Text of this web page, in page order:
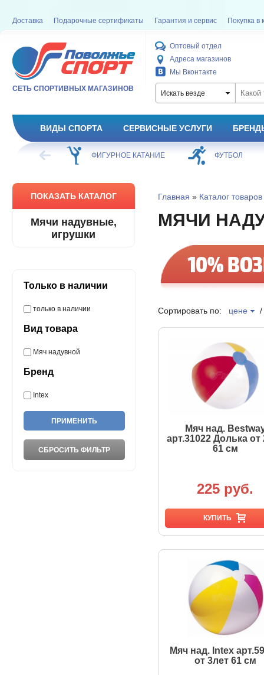
Доставка Подарочные сертификаты Гарантия и сервис Покупка в
СЕТЬ СПОРТИВНЫХ МАГАЗИНОВ
Оптовый отдел
Адреса магазинов
Мы Вконтакте
Искать везде
ВИДЫ СПОРТА СЕРВИСНЫЕ УСЛУГИ
ХОККЕЙ ФИГУРНОЕ КАТАНИЕ ФУТБОЛ
ПОКАЗАТЬ КАТАЛОГ
Мячи надувные,
игрушки
Только в наличии
только в наличии
Вид товара
Мяч надувной
Бренд
Intex
Главная » Каталог товаров
МЯЧИ
Сортировать по: цене
Мяч над.
арт.31022 Долька от
61 см
225 руб.
КУПИТЬ
Мяч над. Intex
от 3лет 61 см